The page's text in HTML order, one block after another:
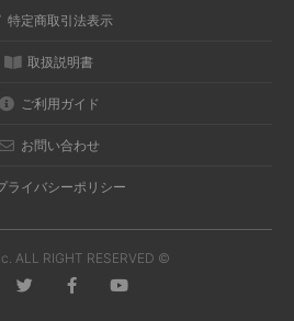
特定商取引法表示
取扱説明書
ご利用ガイド
お問い合わせ
ライバシーポリシー
ALL RIGHT RESERVED ©